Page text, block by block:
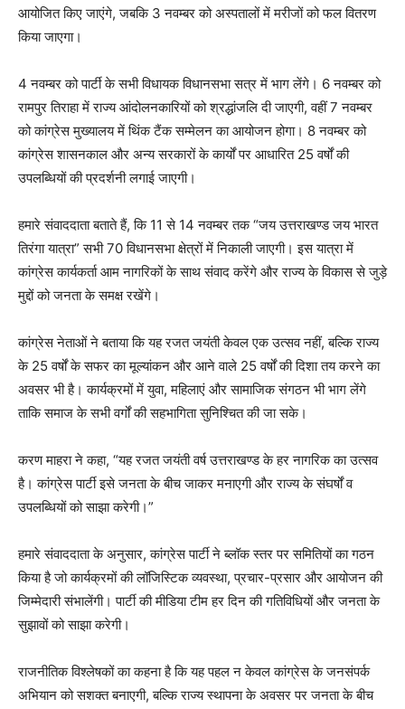
आयोजित किए जाएंगे, जबकि 3 नवम्बर को अस्पतालों में मरीजों को फल वितरण
किया जाएगा।
4 नवम्बर को पार्टी के सभी विधायक विधानसभा सत्र में भाग लेंगे। 6 नवम्बर को
रामपुर तिराहा में राज्य आंदोलनकारियों को श्रद्धांजलि दी जाएगी, वहीं 7 नवम्बर
को कांग्रेस मुख्यालय में थिंक टैंक सम्मेलन का आयोजन होगा। 8 नवम्बर को
कांग्रेस शासनकाल और अन्य सरकारों के कार्यों पर आधारित 25 वर्षों की
उपलब्धियों की प्रदर्शनी लगाई जाएगी।
हमारे संवाददाता बताते हैं, कि 11 से 14 नवम्बर तक “जय उत्तराखण्ड जय भारत
तिरंगा यात्रा” सभी 70 विधानसभा क्षेत्रों में निकाली जाएगी। इस यात्रा में
कांग्रेस कार्यकर्ता आम नागरिकों के साथ संवाद करेंगे और राज्य के विकास से जुड़े
मुद्दों को जनता के समक्ष रखेंगे।
कांग्रेस नेताओं ने बताया कि यह रजत जयंती केवल एक उत्सव नहीं, बल्कि राज्य
के 25 वर्षों के सफर का मूल्यांकन और आने वाले 25 वर्षों की दिशा तय करने का
अवसर भी है। कार्यक्रमों में युवा, महिलाएं और सामाजिक संगठन भी भाग लेंगे
ताकि समाज के सभी वर्गों की सहभागिता सुनिश्चित की जा सके।
करण माहरा ने कहा, “यह रजत जयंती वर्ष उत्तराखण्ड के हर नागरिक का उत्सव
है। कांग्रेस पार्टी इसे जनता के बीच जाकर मनाएगी और राज्य के संघर्षों व
उपलब्धियों को साझा करेगी।”
हमारे संवाददाता के अनुसार, कांग्रेस पार्टी ने ब्लॉक स्तर पर समितियों का गठन
किया है जो कार्यक्रमों की लॉजिस्टिक व्यवस्था, प्रचार-प्रसार और आयोजन की
जिम्मेदारी संभालेंगी। पार्टी की मीडिया टीम हर दिन की गतिविधियों और जनता के
सुझावों को साझा करेगी।
राजनीतिक विश्लेषकों का कहना है कि यह पहल न केवल कांग्रेस के जनसंपर्क
अभियान को सशक्त बनाएगी, बल्कि राज्य स्थापना के अवसर पर जनता के बीच